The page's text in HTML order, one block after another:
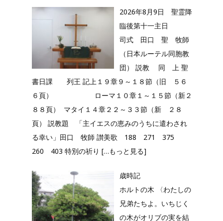
2026年8月9日 聖霊降
臨後第十一主日
司式 田口 聖 牧師
（日本ルーテル同胞教
団） 説教 同 上 聖
書日課 列王 記上１９章９～１８節（旧 ５６
６頁） ローマ１０章１～１５節（新２
８８頁） マタイ１４章２２～３３節（新 ２８
頁） 説教題 「主イエスの恵みのうちに遣わされ
る幸い」田口 牧師 讃美歌 188 271 375
260 403 特別の祈り […もっと見る]
歳時記
ホルトの木 〈わたしの
兄弟たちよ。いちじく
の木がオリブの実を結